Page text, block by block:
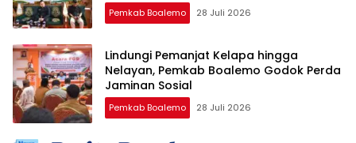
Pemkab Boalemo 28 Juli 2026
Lindungi Pemanjat Kelapa hingga
Nelayan, Pemkab Boalemo Godok Perda
Jaminan Sosial
Pemkab Boalemo 28 Juli 2026